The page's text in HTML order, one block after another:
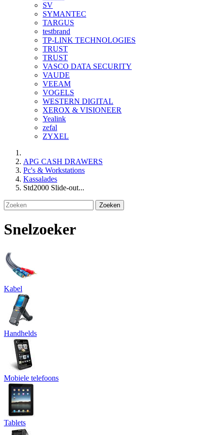
SV
SYMANTEC
TARGUS
testbrand
TP-LINK TECHNOLOGIES
TRUST
TRUST
VASCO DATA SECURITY
VAUDE
VEEAM
VOGELS
WESTERN DIGITAL
XEROX & VISIONEER
Yealink
zefal
ZYXEL
APG CASH DRAWERS
Pc's & Workstations
Kassalades
Std2000 Slide-out...
Zoeken
Snelzoeker
Kabel
Handhelds
Mobiele telefoons
Tablets